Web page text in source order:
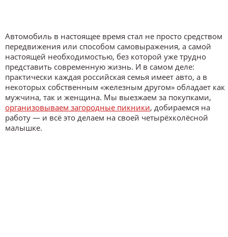
Автомобиль в настоящее время стал не просто средством
передвижения или способом самовыражения, а самой
настоящей необходимостью, без которой уже трудно
представить современную жизнь. И в самом деле:
практически каждая российская семья имеет авто, а в
некоторых собственным «железным другом» обладает как
мужчина, так и женщина. Мы выезжаем за покупками,
организовываем загородные пикники, добираемся на
работу — и всё это делаем на своей четырёхколёсной
малышке.